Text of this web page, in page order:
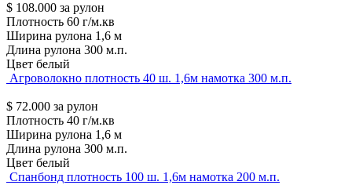
$ 108.000 за рулон
Плотность 60 г/м.кв
Ширина рулона 1,6 м
Длина рулона 300 м.п.
Цвет белый
Агроволокно плотность 40 ш. 1,6м намотка 300 м.п.
$ 72.000 за рулон
Плотность 40 г/м.кв
Ширина рулона 1,6 м
Длина рулона 300 м.п.
Цвет белый
Спанбонд плотность 100 ш. 1,6м намотка 200 м.п.